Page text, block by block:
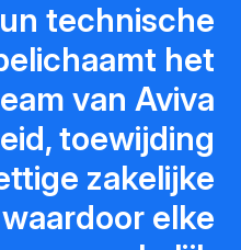
technische
het
van Aviva
toewijding
zakelijke
elke